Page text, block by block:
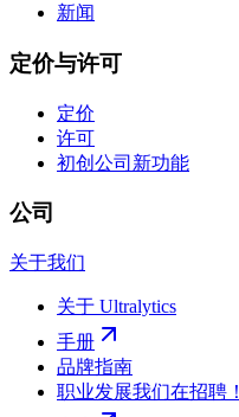
新闻
定价与许可
定价
许可
初创公司 新功能
公司
关于我们
关于 Ultralytics
手册
品牌指南
职业发展我们在招聘！